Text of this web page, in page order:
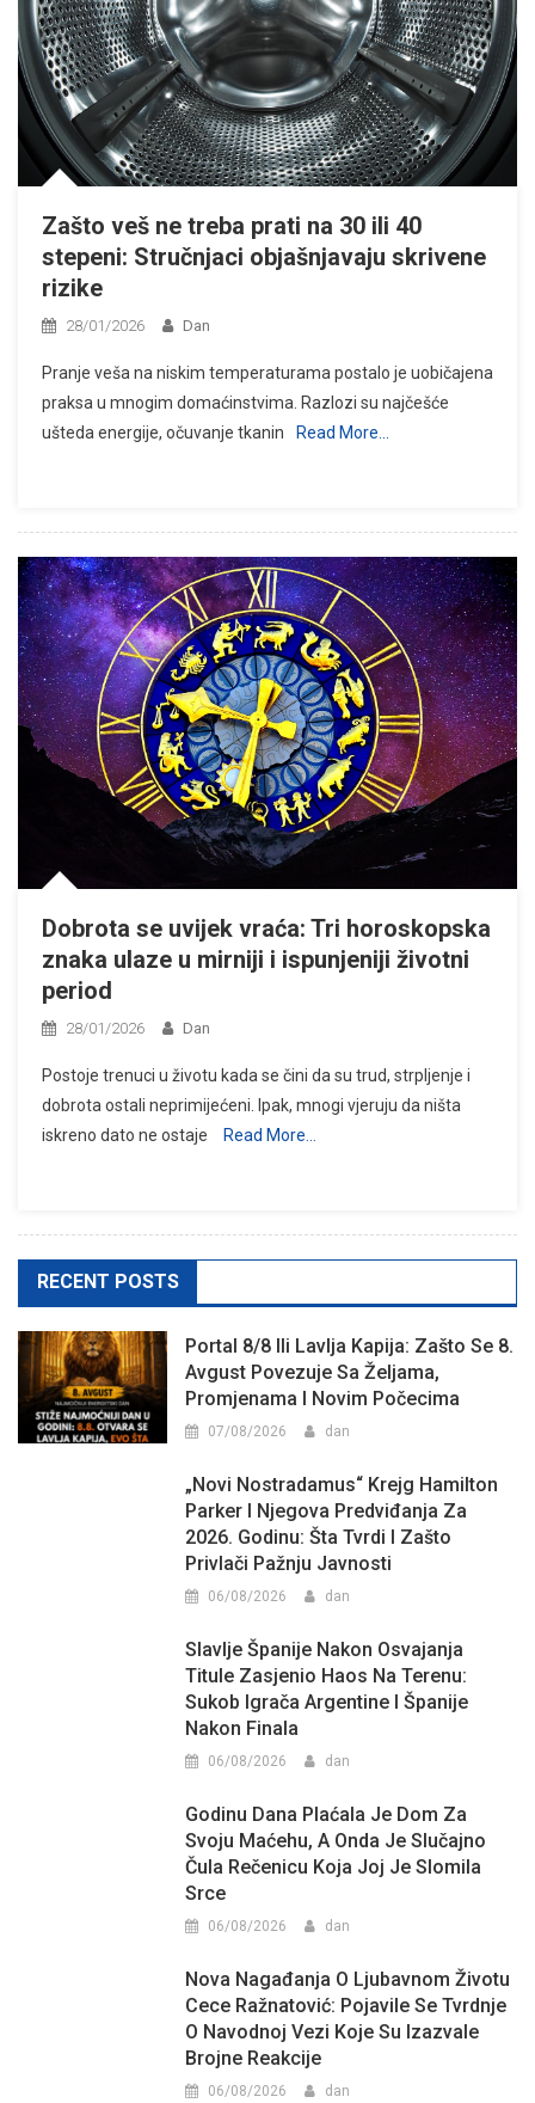
Zašto veš ne treba prati na 30 ili 40
stepeni: Stručnjaci objašnjavaju skrivene
rizike
28/01/2026 Dan
Pranje veša na niskim temperaturama postalo je uobičajena
praksa u mnogim domaćinstvima. Razlozi su najčešće
ušteda energije, očuvanje tkanin
Read More…
Dobrota se uvijek vraća: Tri horoskopska
znaka ulaze u mirniji i ispunjeniji životni
period
28/01/2026 Dan
Postoje trenuci u životu kada se čini da su trud, strpljenje i
dobrota ostali neprimijećeni. Ipak, mnogi vjeruju da ništa
iskreno dato ne ostaje
Read More…
RECENT POSTS
Portal 8/8 Ili Lavlja Kapija: Zašto Se 8.
Avgust Povezuje Sa Željama,
Promjenama I Novim Počecima
07/08/2026 dan
„Novi Nostradamus“ Krejg Hamilton
Parker I Njegova Predviđanja Za
2026. Godinu: Šta Tvrdi I Zašto
Privlači Pažnju Javnosti
06/08/2026 dan
Slavlje Španije Nakon Osvajanja
Titule Zasjenio Haos Na Terenu:
Sukob Igrača Argentine I Španije
Nakon Finala
06/08/2026 dan
Godinu Dana Plaćala Je Dom Za
Svoju Maćehu, A Onda Je Slučajno
Čula Rečenicu Koja Joj Je Slomila
Srce
06/08/2026 dan
Nova Nagađanja O Ljubavnom Životu
Cece Ražnatović: Pojavile Se Tvrdnje
O Navodnoj Vezi Koje Su Izazvale
Brojne Reakcije
06/08/2026 dan